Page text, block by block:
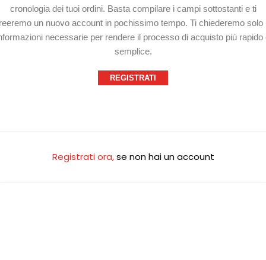
cronologia dei tuoi ordini. Basta compilare i campi sottostanti e ti
un nuovo account in pochissimo tempo. Ti chiederemo solo
necessarie per rendere il processo di acquisto più rapido
semplice.
REGISTRATI
Registrati ora,se non hai un account